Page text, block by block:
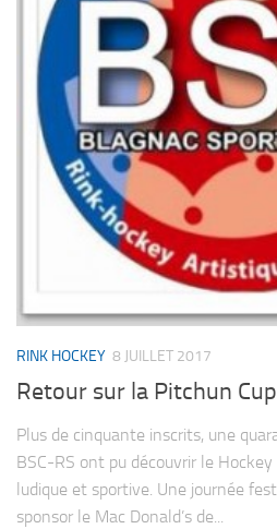
RINK HOCKEY 8 JUILLET 2017
Retour sur la Pitchun
Plus de cinquante inscrits, une
BSC-RS ont pu découvrir le
ludique et sportive. Une journée
sponsor le Mac Donald’s de...